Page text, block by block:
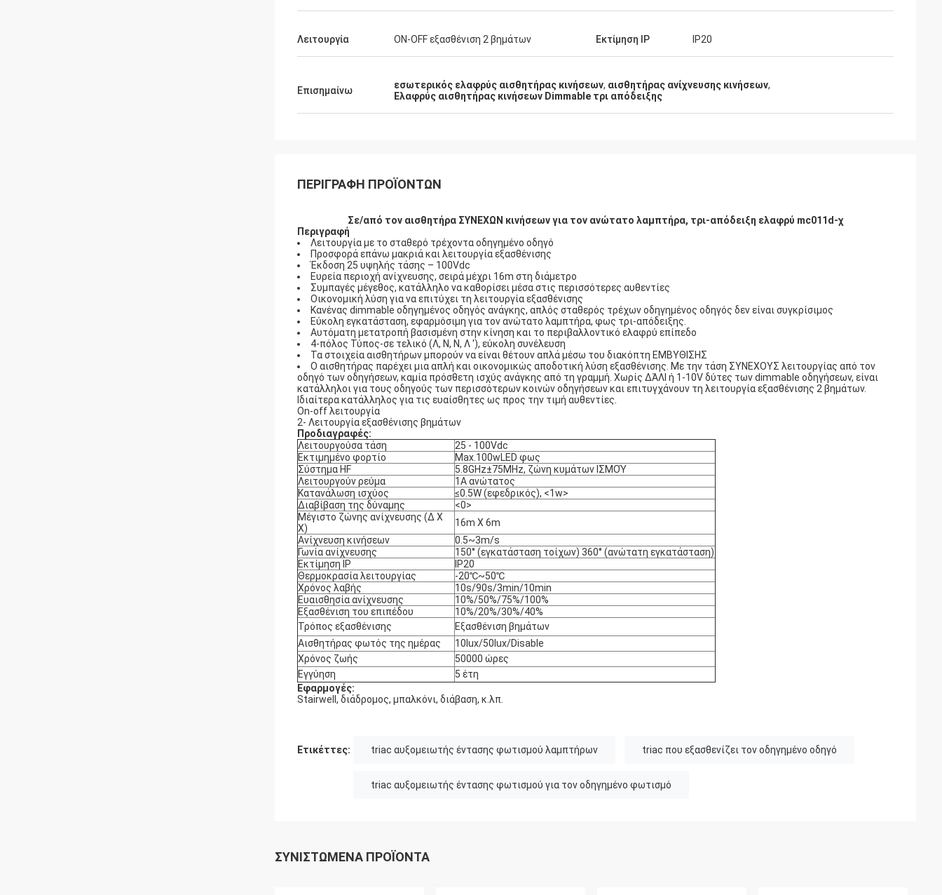
Λειτουργία ON-OFF εξασθένιση 2 βημάτων Εκτίμηση IP IP20
Επισημαίνω εσωτερικός ελαφρύς αισθητήρας κινήσεων, αισθητήρας ανίχνευσης κινήσεων,
Ελαφρύς αισθητήρας κινήσεων Dimmable τρι απόδειξης
ΠΕΡΙΓΡΑΦΉ ΠΡΟΪΌΝΤΩΝ
Σε/από τον αισθητήρα ΣΥΝΕΧΩΝ κινήσεων για τον ανώτατο λαμπτήρα, τρι-απόδειξη ελαφρύ mc011d-χ
Περιγραφή
Λειτουργία με το σταθερό τρέχοντα οδηγημένο οδηγό
Προσφορά επάνω μακριά και λειτουργία εξασθένισης
Έκδοση 25 υψηλής τάσης – 100Vdc
Ευρεία περιοχή ανίχνευσης, σειρά μέχρι 16m στη διάμετρο
Συμπαγές μέγεθος, κατάλληλο να καθορίσει μέσα στις περισσότερες αυθεντίες
Οικονομική λύση για να επιτύχει τη λειτουργία εξασθένισης
Κανένας dimmable οδηγημένος οδηγός ανάγκης, απλός σταθερός τρέχων οδηγημένος οδηγός δεν είναι συγκρίσιμος
Εύκολη εγκατάσταση, εφαρμόσιμη για τον ανώτατο λαμπτήρα, φως τρι-απόδειξης.
Αυτόματη μετατροπή βασισμένη στην κίνηση και το περιβαλλοντικό ελαφρύ επίπεδο
4-πόλος Τύπος-σε τελικό (Λ, Ν, Ν, Λ ′), εύκολη συνέλευση
Τα στοιχεία αισθητήρων μπορούν να είναι θέτουν απλά μέσω του διακόπτη ΕΜΒΥΘΙΣΗΣ
Ο αισθητήρας παρέχει μια απλή και οικονομικώς αποδοτική λύση εξασθένισης. Με την τάση ΣΥΝΕΧΟΥΣ λειτουργίας από τον
οδηγό των οδηγήσεων, καμία πρόσθετη ισχύς ανάγκης από τη γραμμή. Χωρίς ΔΆΛΙ ή 1-10V δύτες των dimmable οδηγήσεων, είναι
κατάλληλοι για τους οδηγούς των περισσότερων κοινών οδηγήσεων και επιτυγχάνουν τη λειτουργία εξασθένισης 2 βημάτων.
Ιδιαίτερα κατάλληλος για τις ευαίσθητες ως προς την τιμή αυθεντίες.
On-off λειτουργία
2- Λειτουργία εξασθένισης βημάτων
Προδιαγραφές:
Λειτουργούσα τάση
25 - 100Vdc
Εκτιμημένο φορτίο
Max.100wLED φως
Σύστημα HF
5.8GHz±75MHz, ζώνη κυμάτων ΙΣΜΟΎ
Λειτουργούν ρεύμα
1A ανώτατος
Κατανάλωση ισχύος
≤0.5W (εφεδρικός), <1w>
Διαβίβαση της δύναμης
<0>
Μέγιστο ζώνης ανίχνευσης (Δ Χ
Χ)
16m X 6m
Ανίχνευση κινήσεων
0.5~3m/s
Γωνία ανίχνευσης
150° (εγκατάσταση τοίχων) 360° (ανώτατη εγκατάσταση)
Εκτίμηση IP
IP20
Θερμοκρασία λειτουργίας
-20℃~50℃
Χρόνος λαβής
10s/90s/3min/10min
Ευαισθησία ανίχνευσης
10%/50%/75%/100%
Εξασθένιση του επιπέδου
10%/20%/30%/40%
Τρόπος εξασθένισης
Εξασθένιση βημάτων
Αισθητήρας φωτός της ημέρας
10lux/50lux/Disable
Χρόνος ζωής
50000 ώρες
Εγγύηση
5 έτη
Εφαρμογές:
Stairwell, διάδρομος, μπαλκόνι, διάβαση, κ.λπ.
Ετικέττες: triac αυξομειωτής έντασης φωτισμού λαμπτήρων triac που εξασθενίζει τον οδηγημένο οδηγό
triac αυξομειωτής έντασης φωτισμού για τον οδηγημένο φωτισμό
ΣΥΝΙΣΤΏΜΕΝΑ ΠΡΟΪΌΝΤΑ